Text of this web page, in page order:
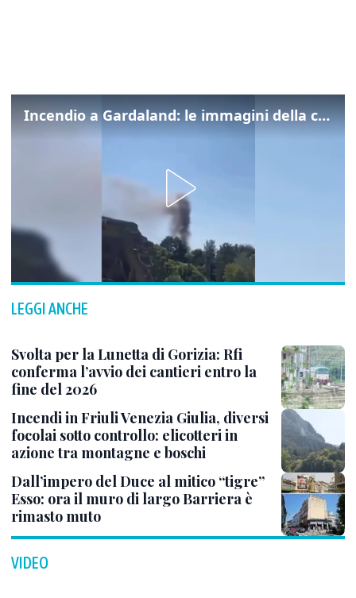
Incendio a Gardaland: le immagini della colonna di fumo
LEGGI ANCHE
Svolta per la Lunetta di Gorizia: Rfi
conferma l’avvio dei cantieri entro la
fine del 2026
Incendi in Friuli Venezia Giulia, diversi
focolai sotto controllo: elicotteri in
azione tra montagne e boschi
Dall’impero del Duce al mitico “tigre”
Esso: ora il muro di largo Barriera è
rimasto muto
VIDEO